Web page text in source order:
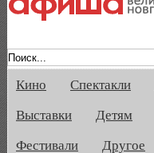
Кино Спектакли
Выставки
Детям
Фестивали
Другое